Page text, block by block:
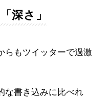
深さ」
もツイッターで過激
書き込みに比べれ